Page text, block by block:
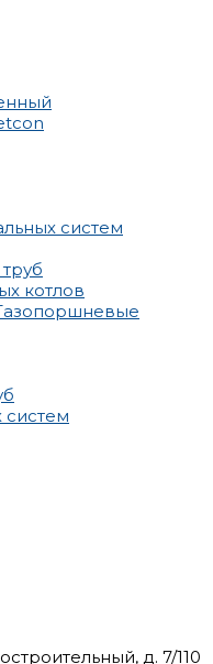
систем
котлов
д. 7/110